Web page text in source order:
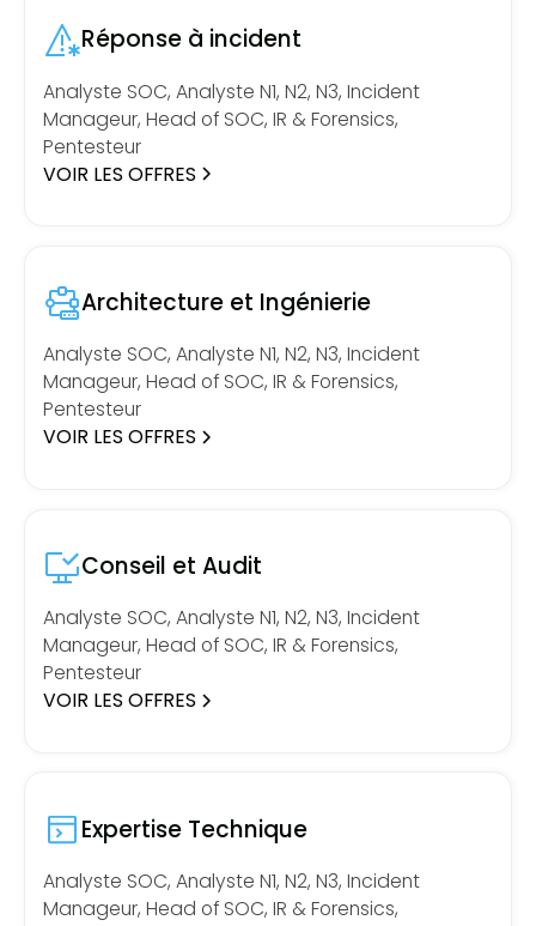
Réponse à incident
Analyste SOC, Analyste N1, N2, N3, Incident
Manageur, Head of SOC, IR & Forensics,
Pentesteur
VOIR LES OFFRES
Architecture et Ingénierie
Analyste SOC, Analyste N1, N2, N3, Incident
Manageur, Head of SOC, IR & Forensics,
Pentesteur
VOIR LES OFFRES
Conseil et Audit
Analyste SOC, Analyste N1, N2, N3, Incident
Manageur, Head of SOC, IR & Forensics,
Pentesteur
VOIR LES OFFRES
Expertise Technique
Analyste SOC, Analyste N1, N2, N3, Incident
Manageur, Head of SOC, IR & Forensics,